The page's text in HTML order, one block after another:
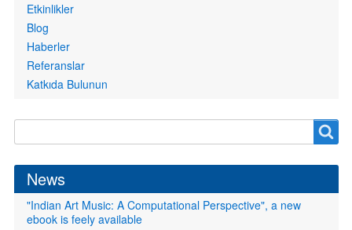
Etkinlikler
Blog
Haberler
Referanslar
Katkıda Bulunun
form
News
"Indian Art Music: A Computational Perspective", a new
ebook is feely available